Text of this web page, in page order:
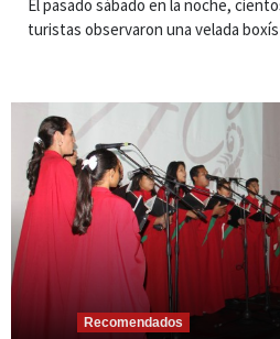
El pasado sábado en la noche,
turistas observaron una velada
Recomendados